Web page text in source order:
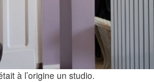
à l’origine un studio.